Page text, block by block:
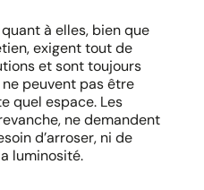
à elles, bien que
exigent tout de
et sont toujours
peuvent pas être
quel espace. Les
ne demandent
d’arroser, ni de
luminosité.